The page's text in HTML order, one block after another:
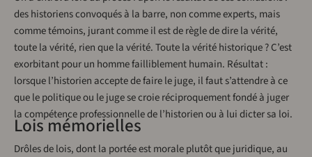
des historiens convoqués à la barre, non comme experts, mais
comme témoins, jurant comme il est de règle de dire la vérité,
toute la vérité, rien que la vérité. Toute la vérité historique ? C’est
exorbitant pour un homme failliblement humain. Résultat :
lorsque l’historien accepte de faire le juge, il faut s’attendre à ce
que le politique ou le juge se croie réciproquement fondé à juger
la compétence professionnelle de l’historien ou à lui dicter sa loi.
Lois mémorielles
Drôles de lois, dont la portée est morale plutôt que juridique, au